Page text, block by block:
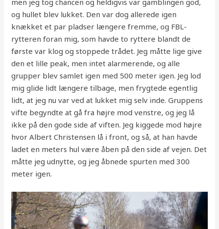
og hullet blev lukket. Den var dog allerede igen
knækket et par pladser længere fremme, og FBL-
rytteren foran mig, som havde to ryttere blandt de
første var klog og stoppede trådet. Jeg måtte lige give
den et lille peak, men intet alarmerende, og alle
grupper blev samlet igen med 500 meter igen. Jeg lod
mig glide lidt længere tilbage, men frygtede egentlig
lidt, at jeg nu var ved at lukket mig selv inde. Gruppens
vifte begyndte at gå fra højre mod venstre, og jeg lå
ikke på den gode side af viften. Jeg kiggede mod højre
hvor Albert Christensen lå i front, og så, at han havde
ladet en meters hul være åben på den side af vejen. Det
måtte jeg udnytte, og jeg åbnede spurten med 300
meter igen.